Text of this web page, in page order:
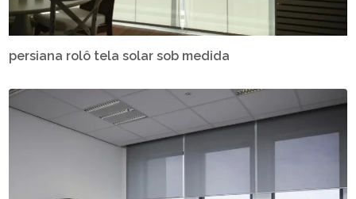
persiana rolô tela solar sob medida